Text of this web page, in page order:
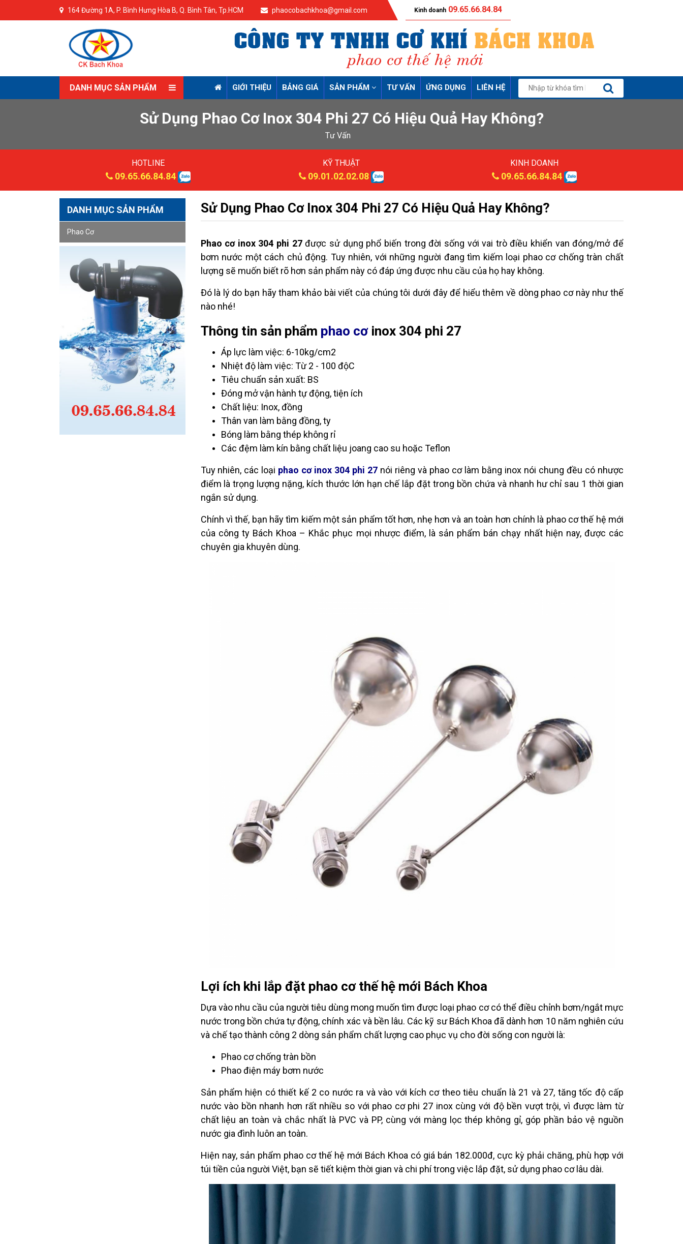
164 Đường 1A, P. Bình Hưng Hòa B, Q. Bình Tân, Tp.HCM phaocobachkhoa@gmail.com Kinh doanh 09.65.66.84.84
DANH MỤC SẢN PHẨM GIỚI THIỆU BẢNG GIÁ SẢN PHẨM TƯ VẤN ỨNG DỤNG LIÊN HỆ
Sử Dụng Phao Cơ Inox 304 Phi 27 Có Hiệu Quả Hay Không?
Tư Vấn
HOTLINE
09.65.66.84.84
KỸ THUẬT
09.01.02.02.08
KINH DOANH
09.65.66.84.84
DANH MỤC SẢN PHẨM
Phao Cơ
Sử Dụng Phao Cơ Inox 304 Phi 27 Có Hiệu Quả Hay Không?
Phao cơ inox 304 phi 27được sử dụng phổ biến trong đời sống với vai trò điều khiển van đóng/mở để
bơm nước một cách chủ động. Tuy nhiên, với những người đang tìm kiếm loại phao cơ chống tràn chất
lượng sẽ muốn biết rõ hơn sản phẩm này có đáp ứng được nhu cầu của họ hay không.
Đó là lý do bạn hãy tham khảo bài viết của chúng tôi dưới đây để hiểu thêm về dòng phao cơ này như thế
nào nhé!
Thông tin sản phẩm phao cơinox 304 phi 27
Áp lực làm việc: 6-10kg/cm2
Nhiệt độ làm việc: Từ 2 - 100 độC
Tiêu chuẩn sản xuất: BS
Đóng mở vận hành tự động, tiện ích
Chất liệu: Inox, đồng
Thân van làm bằng đồng, ty
Bóng làm bằng thép không rỉ
Các đệm làm kín bằng chất liệu joang cao su hoặc Teflon
Tuy nhiên, các loại phao cơ inox 304 phi 27 nói riêng và phao cơ làm bằng inox nói chung đều có nhược
điểm là trọng lượng nặng, kích thước lớn hạn chế lắp đặt trong bồn chứa và nhanh hư chỉ sau 1 thời gian
ngắn sử dụng.
Chính vì thế, bạn hãy tìm kiếm một sản phẩm tốt hơn, nhẹ hơn và an toàn hơn chính là phao cơ thế hệ mới
của công ty Bách Khoa – Khắc phục mọi nhược điểm, là sản phẩm bán chạy nhất hiện nay, được các
chuyên gia khuyên dùng.
Lợi ích khi lắp đặt phao cơ thế hệ mới Bách Khoa
Dựa vào nhu cầu của người tiêu dùng mong muốn tìm được loại phao cơ có thể điều chỉnh bơm/ngắt mực
nước trong bồn chứa tự động, chính xác và bền lâu. Các kỹ sư Bách Khoa đã dành hơn 10 năm nghiên cứu
và chế tạo thành công 2 dòng sản phẩm chất lượng cao phục vụ cho đời sống con người là:
Phao cơ chống tràn bồn
Phao điện máy bơm nước
Sản phẩm hiện có thiết kế 2 co nước ra và vào với kích cơ theo tiêu chuẩn là 21 và 27, tăng tốc độ cấp
nước vào bồn nhanh hơn rất nhiều so với phao cơ phi 27 inox cùng với độ bền vượt trội, vì được làm từ
chất liệu an toàn và chắc nhất là PVC và PP, cùng với màng lọc thép không gỉ, góp phần bảo vệ nguồn
nước gia đình luôn an toàn.
Hiện nay, sản phẩm phao cơ thế hệ mới Bách Khoa có giá bán 182.000đ, cực kỳ phải chăng, phù hợp với
túi tiền của người Việt, bạn sẽ tiết kiệm thời gian và chi phí trong việc lắp đặt, sử dụng phao cơ lâu dài.